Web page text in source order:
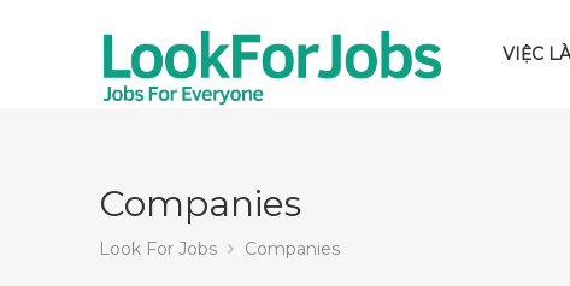
VIỆC
Companies
Look For Jobs Companies